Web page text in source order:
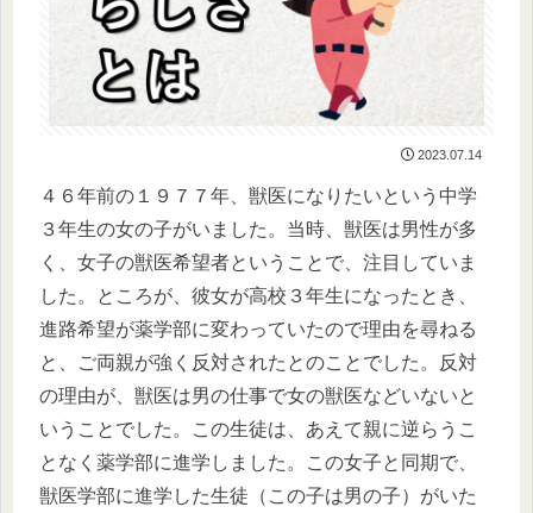
2023.07.14
４６年前の１９７７年、獣医になりたいという中学
３年生の女の子がいました。当時、獣医は男性が多
く、女子の獣医希望者ということで、注目していま
した。ところが、彼女が高校３年生になったとき、
進路希望が薬学部に変わっていたので理由を尋ねる
と、ご両親が強く反対されたとのことでした。反対
の理由が、獣医は男の仕事で女の獣医などいないと
いうことでした。この生徒は、あえて親に逆らうこ
となく薬学部に進学しました。この女子と同期で、
獣医学部に進学した生徒（この子は男の子）がいた